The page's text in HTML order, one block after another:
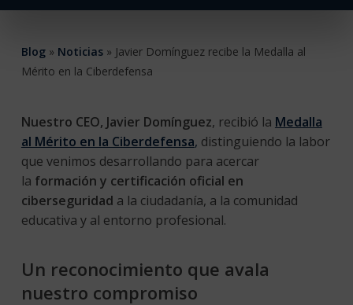
Blog» Noticias» Javier Domínguez recibe la Medalla al
Mérito en la Ciberdefensa
Nuestro CEO, Javier Domínguez, recibió la Medalla
al Mérito en la Ciberdefensa, distinguiendo la labor
que venimos desarrollando para acercar
la formación y certificación oficial en
ciberseguridad a la ciudadanía, a la comunidad
educativa y al entorno profesional.
Un reconocimiento que avala
nuestro compromiso